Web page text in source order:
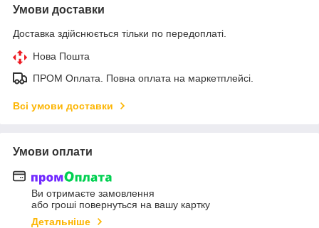
Умови доставки
Доставка здійснюється тільки по передоплаті.
Нова Пошта
ПРОМ Оплата. Повна оплата на маркетплейсі.
Всі умови доставки
Умови оплати
Ви отримаєте замовлення
або гроші повернуться на вашу картку
Детальніше